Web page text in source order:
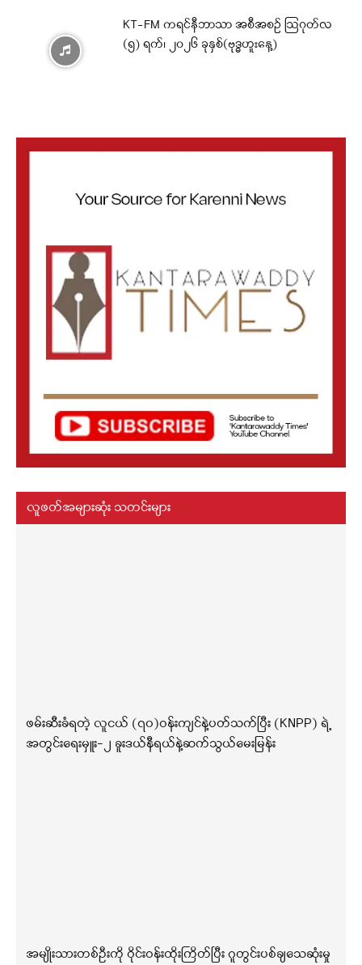
KT-FM ကရင်နီဘာသာ အစီအစဉ် ဩဂုတ်လ
(၅) ရက်၊ ၂၀၂၆ ခုနှစ်(ဗုဒ္ဓဟူးနေ့)
လူဖတ်အများဆုံး သတင်းများ
ဖမ်းဆီးခံရတဲ့ လူငယ် (၇၀)ဝန်းကျင်နဲ့ပတ်သက်ပြီး (KNPP) ရဲ့
အတွင်းရေးမှူး-၂ ခူးဒယ်နီရယ်နဲ့ဆက်သွယ်မေးမြန်း
အမျိုးသားတစ်ဦးကို ဝိုင်းဝန်းထိုးကြိတ်ပြီး ဂူတွင်းပစ်ချသေဆုံးမှု